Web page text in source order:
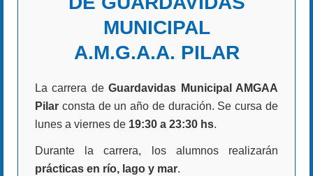
MUNICIPAL
A.M.G.A.A. PILAR
La carrera deGuardavidas Municipal AMGAA
Pilar consta de un año de duración. Se cursa de
lunes a viernes de 19:30 a 23:30 hs.
Durante la carrera, los alumnos realizarán
prácticas en río, lago y mar.